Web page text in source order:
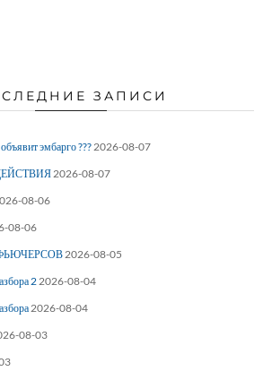
ЗАПИСИ
эмбарго ??? 2026-08-07
2026-08-07
08-06
08-06
2026-08-05
2 2026-08-04
2026-08-04
08-03